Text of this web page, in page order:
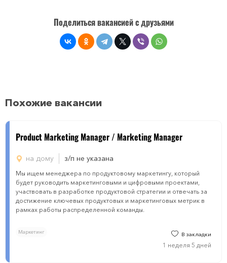
Поделиться вакансией с друзьями
Похожие вакансии
Product Marketing Manager / Marketing Manager
на дому з/п не указана
Мы ищем менеджера по продуктовому маркетингу, который
будет руководить маркетинговыми и цифровыми проектами,
участвовать в разработке продуктовой стратегии и отвечать за
достижение ключевых продуктовых и маркетинговых метрик в
рамках работы распределенной команды.
Маркетинг В закладки
1 неделя 5 дней